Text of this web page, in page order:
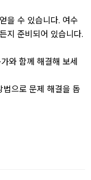
을 수 있습니다. 여수
지 준비되어 있습니다.
와 함께 해결해 보세
법으로 문제 해결을 돕